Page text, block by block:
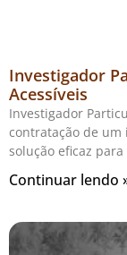
Investigador
Acessíveis
Investigador
contratação de
solução eficaz
Continuar lendo